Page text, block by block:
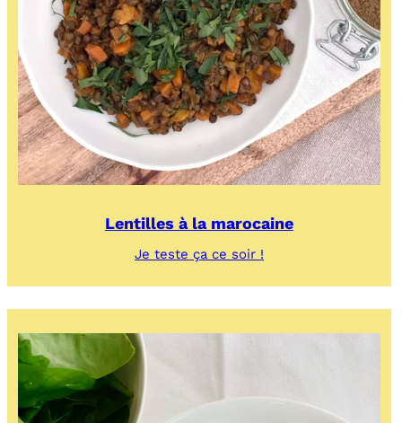
Lentilles à la marocaine
Je teste ça ce soir !
à